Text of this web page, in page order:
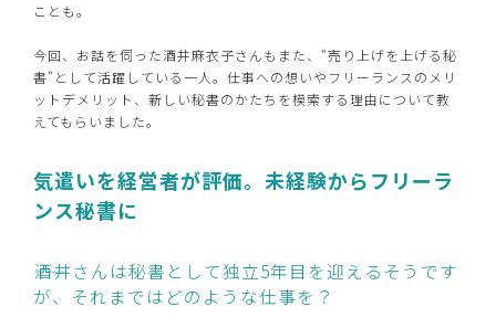
ことも。
今回、お話を伺った酒井麻衣子さんもまた、“売り上げを上げる秘
書”として活躍している一人。仕事への想いやフリーランスのメリ
ットデメリット、新しい秘書のかたちを模索する理由について教
えてもらいました。
気遣いを経営者が評価。未経験からフリーラ
ンス秘書に
――酒井さんは秘書として独立5年目を迎えるそうです
が、それまではどのような仕事を？